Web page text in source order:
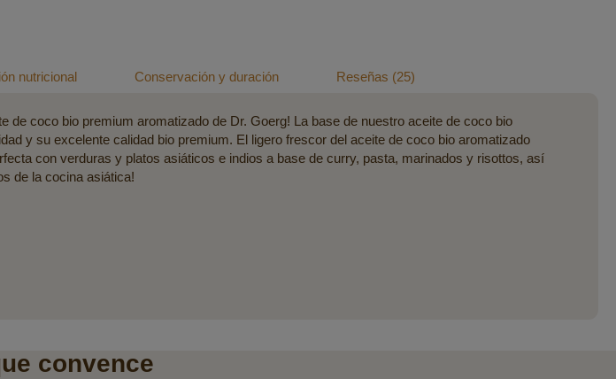
de coco bio premium aromatizado de Dr. Goerg! La base de nuestro aceite de coco bio
y su excelente calidad bio premium. El ligero frescor del aceite de coco bio aromatizado
con verduras y platos asiáticos e indios a base de curry, pasta, marinados y risottos, así
de la cocina asiática!
nutricional Conservación y duración Reseñas 25
convence